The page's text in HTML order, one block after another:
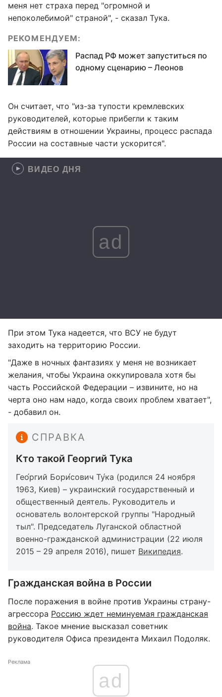
меня нет страха перед "огромной и
непоколебимой" страной", - сказал Тука.
РЕКОМЕНДУЕМ:
Распад РФ может запуститься по
одному сценарию – Леонов
Он считает, что "из-за тупости кремлевских
руководителей, которые прибегли к таким
действиям в отношении Украины, процесс распада
России на составные части ускорится".
ВИДЕО ДНЯ
ad
При этом Тука надеется, что ВСУ не будут
заходить на территорию России.
"Даже в ночных фантазиях у меня не возникает
желания, чтобы Украина оккупировала хотя бы
часть Российской Федерации – извините, но на
черта оно нам надо, когда своих проблем хватает",
- добавил он.
СПРАВКА
Кто такой Георгий Тука
Гео́ргий Бори́сович Ту́ка (родился 24 ноября
1963, Киев) – украинский государственный и
общественный деятель. Руководитель и
основатель волонтерской группы "Народный
тыл". Председатель Луганской областной
военно-гражданской администрации (22 июля
2015 – 29 апреля 2016), пишет Википедия.
Гражданская война в России
После поражения в войне против Украины страну-
агрессора Россию ждет неминуемая гражданская
война. Такое мнение высказал советник
руководителя Офиса президента Михаил Подоляк.
Реклама
ad